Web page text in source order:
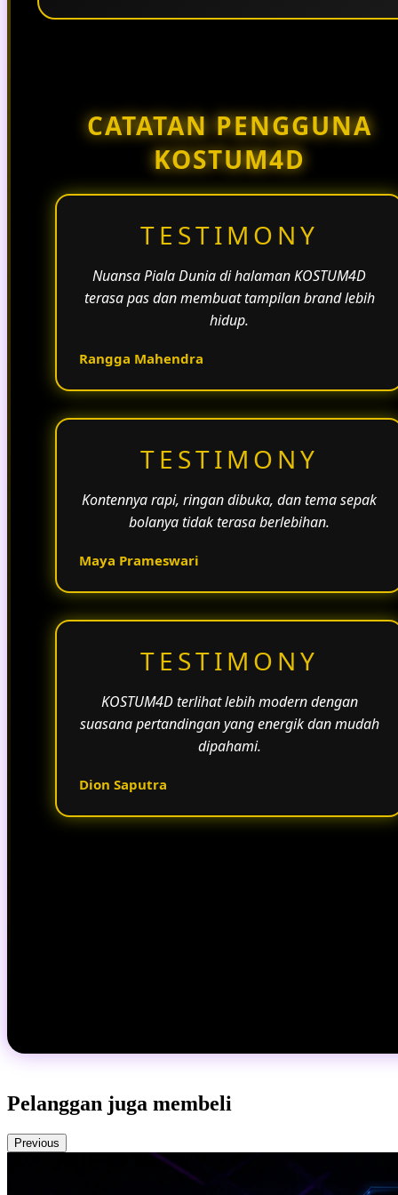
CATATAN PENGGUNA
KOSTUM4D
TESTIMONY
Nuansa Piala Dunia di halaman KOSTUM4D
terasa pas dan membuat tampilan brand lebih
hidup.
Rangga Mahendra
TESTIMONY
Kontennya rapi, ringan dibuka, dan tema sepak
bolanya tidak terasa berlebihan.
Maya Prameswari
TESTIMONY
KOSTUM4D terlihat lebih modern dengan
suasana pertandingan yang energik dan mudah
dipahami.
Dion Saputra
Pelanggan juga membeli
Previous